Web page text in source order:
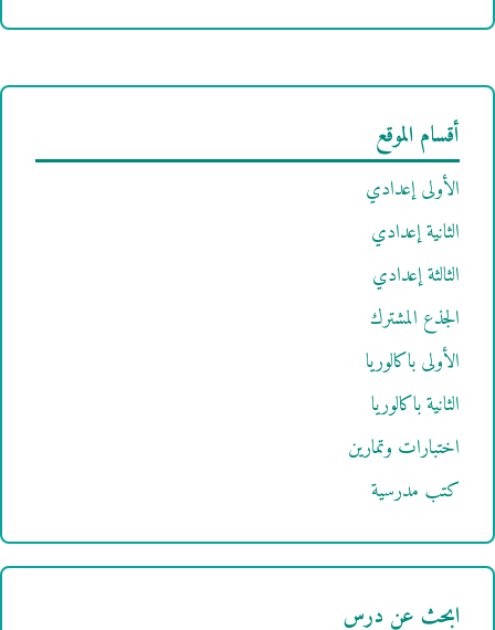
أقسام الموقع
الأولى إعدادي
الثانية إعدادي
الثالثة إعدادي
الجذع المشترك
الأولى باكالوريا
الثانية باكالوريا
اختبارات وتمارين
كتب مدرسية
ابحث عن درس